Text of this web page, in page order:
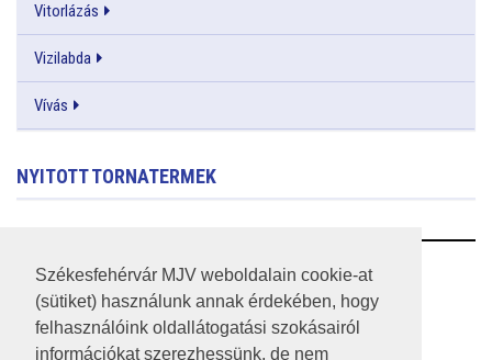
Székesfehérvár MJV weboldalain cookie-at
(sütiket) használunk annak érdekében, hogy
felhasználóink oldallátogatási szokásairól
információkat szerezhessünk, de nem
Vitorlázás
Vizilabda
Vívás
NYITOTT TORNATERMEK
RSS
A HONLAP 2017.03.31-I ÁLLAPOTA